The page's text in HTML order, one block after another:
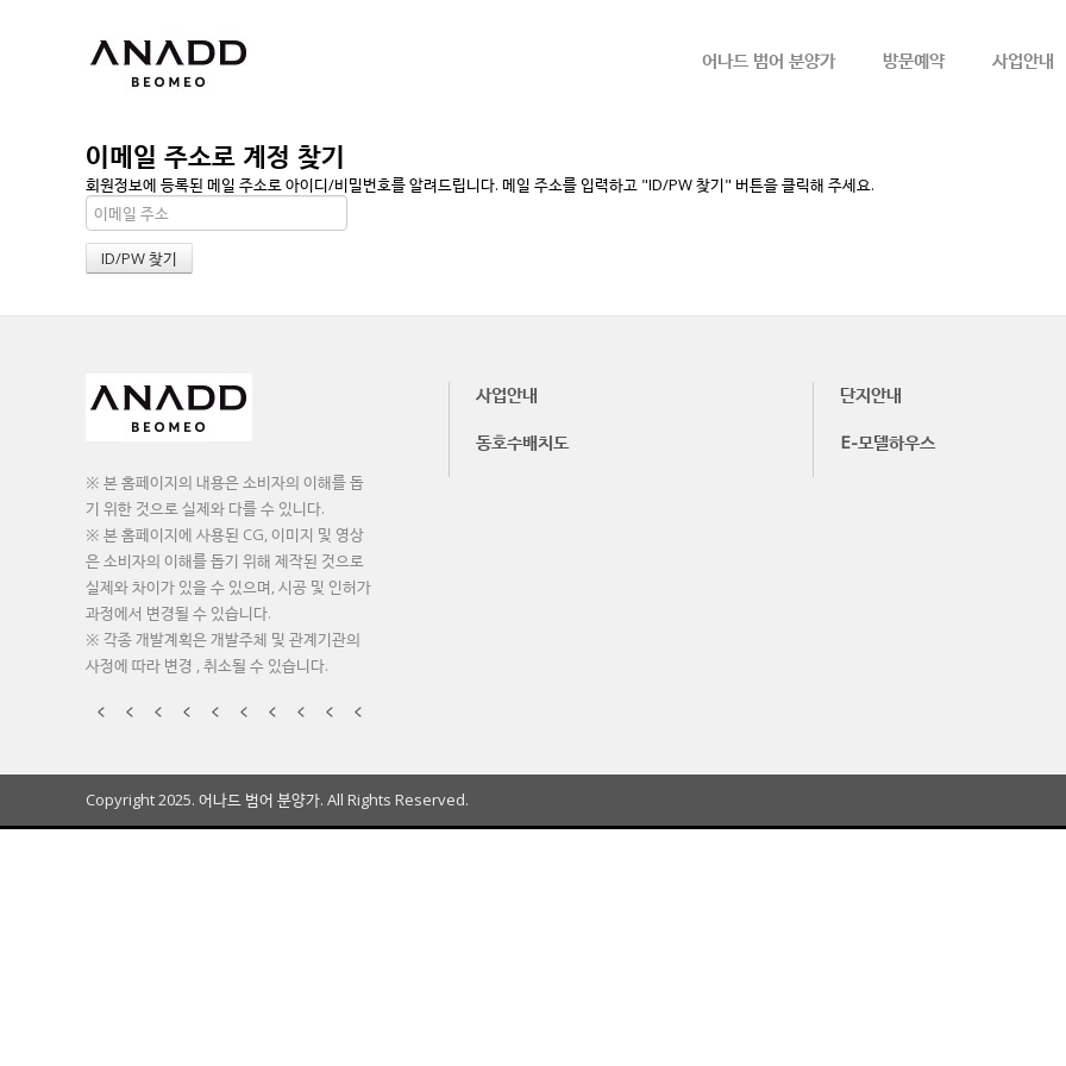
어나드 범어 분양가 방문예약 사업안내
이메일 주소로 계정 찾기
회원정보에 등록된 메일 주소로 아이디/비밀번호를 알려드립니다. 메일 주소를 입력하고 "ID/PW 찾기" 버튼을 클릭해 주세요.
※ 본 홈페이지의 내용은 소비자의 이해를 돕
기 위한 것으로 실제와 다를 수 있니다.
※ 본 홈페이지에 사용된 CG, 이미지 및 영상
은 소비자의 이해를 돕기 위해 제작된 것으로
실제와 차이가 있을 수 있으며, 시공 및 인허가
과정에서 변경될 수 있습니다.
※ 각종 개발계획은 개발주체 및 관계기관의
사정에 따라 변경 , 취소될 수 있습니다.
사업안내 단지안내
동호수배치도
E-모델하우스
Copyright 2025. 어나드 범어 분양가. All Rights Reserved.